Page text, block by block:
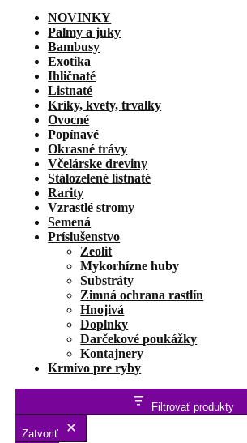
NOVINKY
Palmy a juky
Bambusy
Exotika
Ihličnaté
Listnaté
Kríky, kvety, trvalky
Ovocné
Popínavé
Okrasné trávy
Včelárske dreviny
Stálozelené listnaté
Rarity
Vzrastlé stromy
Semená
Príslušenstvo
Zeolit
Mykorhízne huby
Substráty
Zimná ochrana rastlín
Hnojivá
Doplnky
Darčekové poukážky
Kontajnery
Krmivo pre ryby
Filtrovať produkty
Zatvoriť